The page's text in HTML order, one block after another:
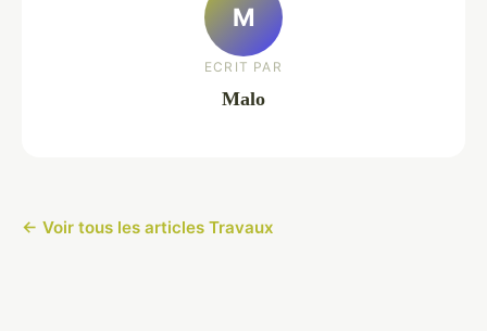
M
ECRIT PAR
Malo
← Voir tous les articles Travaux